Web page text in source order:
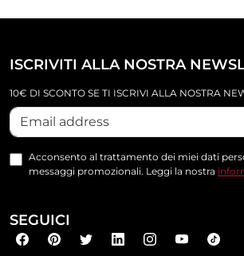
ISCRIVITI ALLA NOSTRA
10€ DI SCONTO SE TI ISCRIVI ALLA NOSTRA
Acconsento al trattamento dei miei dati
messaggi promozionali. Leggi la nostra
SEGUICI